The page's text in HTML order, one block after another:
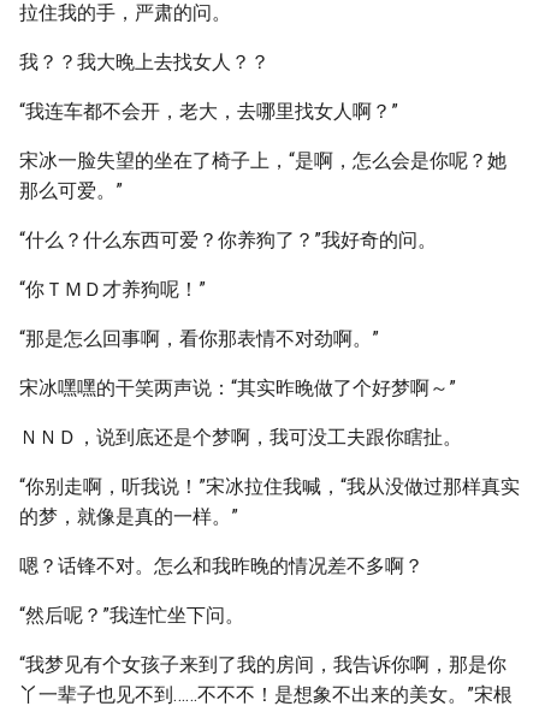
拉住我的手，严肃的问。
我？？我大晚上去找女人？？
“我连车都不会开，老大，去哪里找女人啊？”
宋冰一脸失望的坐在了椅子上，“是啊，怎么会是你呢？她
那么可爱。”
“什么？什么东西可爱？你养狗了？”我好奇的问。
“你ＴＭＤ才养狗呢！”
“那是怎么回事啊，看你那表情不对劲啊。”
宋冰嘿嘿的干笑两声说：“其实昨晚做了个好梦啊～”
ＮＮＤ，说到底还是个梦啊，我可没工夫跟你瞎扯。
“你别走啊，听我说！”宋冰拉住我喊，“我从没做过那样真实
的梦，就像是真的一样。”
嗯？话锋不对。怎么和我昨晚的情况差不多啊？
“然后呢？”我连忙坐下问。
“我梦见有个女孩子来到了我的房间，我告诉你啊，那是你
丫一辈子也见不到……不不不！是想象不出来的美女。”宋根